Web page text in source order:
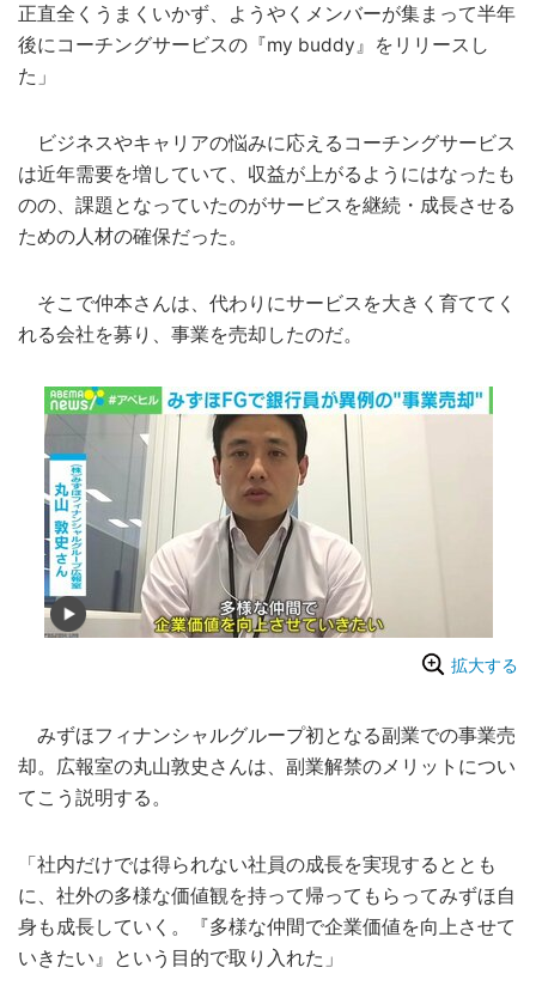
正直全くうまくいかず、ようやくメンバーが集まって半年
後にコーチングサービスの『my buddy』をリリースし
た」
ビジネスやキャリアの悩みに応えるコーチングサービス
は近年需要を増していて、収益が上がるようにはなったも
のの、課題となっていたのがサービスを継続・成長させる
ための人材の確保だった。
そこで仲本さんは、代わりにサービスを大きく育ててく
れる会社を募り、事業を売却したのだ。
拡大する
みずほフィナンシャルグループ初となる副業での事業売
却。広報室の丸山敦史さんは、副業解禁のメリットについ
てこう説明する。
「社内だけでは得られない社員の成長を実現するととも
に、社外の多様な価値観を持って帰ってもらってみずほ自
身も成長していく。『多様な仲間で企業価値を向上させて
いきたい』という目的で取り入れた」